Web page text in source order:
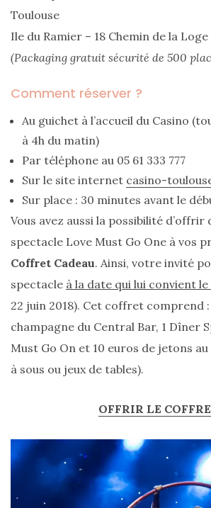
Toulouse
Ile du Ramier – 18 Chemin de la
(Packaging gratuit sécurité de 500
Comment réserver ?
Au guichet à l’accueil du Casino
à 4h du matin)
Par téléphone au 05 61 333 777
Sur le site internet casino-
Sur place : 30 minutes avant le
Vous avez aussi la possibilité d’offrir
spectacle Love Must Go One à vos
Coffret Cadeau. Ainsi, votre invité
spectacle à la date qui lui convient le
22 juin 2018). Cet coffret comprend :
champagne du Central Bar, 1 Dîner
Must Go On et 10 euros de jetons
à sous ou jeux de tables).
OFFRIR LE